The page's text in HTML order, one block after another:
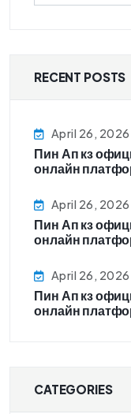
RECENT POSTS
April 26, 2026
Пин Ап кз
онлайн
April 26, 2026
Пин Ап кз
онлайн
April 26, 2026
Пин Ап кз
онлайн
CATEGORIES